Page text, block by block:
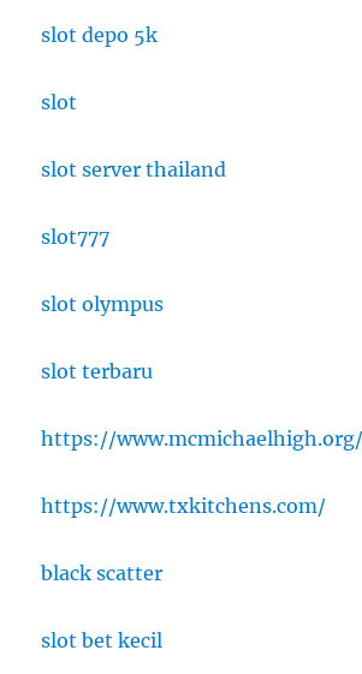
slot depo 5k
slot
slot server thailand
slot777
slot olympus
slot terbaru
https://www.mcmichaelhigh.org/
https://www.txkitchens.com/
black scatter
slot bet kecil